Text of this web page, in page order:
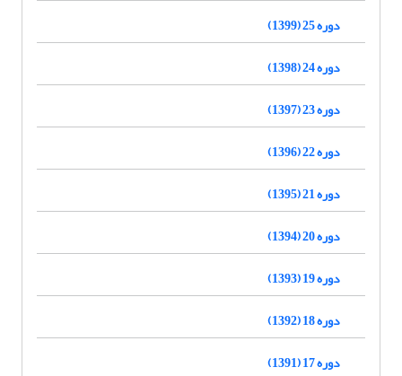
دوره 25 (1399)
دوره 24 (1398)
دوره 23 (1397)
دوره 22 (1396)
دوره 21 (1395)
دوره 20 (1394)
دوره 19 (1393)
دوره 18 (1392)
دوره 17 (1391)